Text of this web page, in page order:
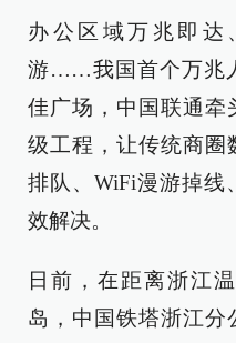
办公区域万兆即达
游……我国首个万兆
佳广场，中国联通牵
级工程，让传统商圈
排队、WiFi漫游掉线
效解决。
日前，在距离浙江
岛，中国铁塔浙江分